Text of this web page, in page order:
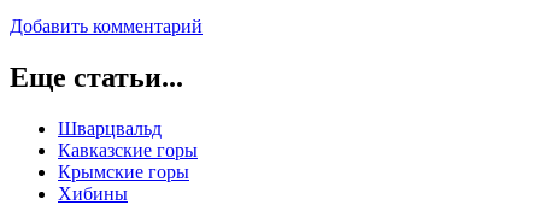
Добавить комментарий
Еще статьи...
Шварцвальд
Кавказские горы
Крымские горы
Хибины